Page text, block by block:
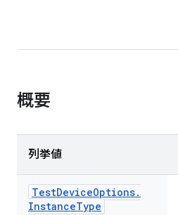
概要
列挙値
TestDeviceOptions.
InstanceType